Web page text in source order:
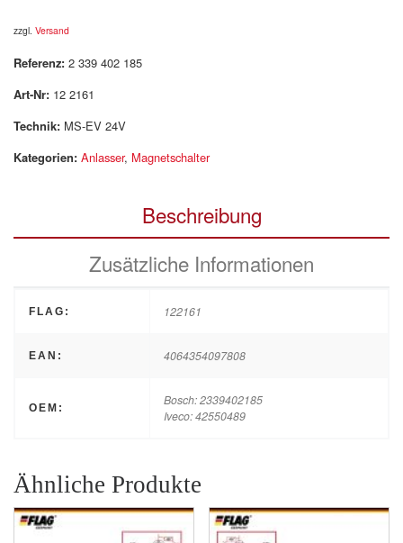
zzgl. Versand
Referenz: 2 339 402 185
Art-Nr: 12 2161
Technik: MS-EV 24V
Kategorien: Anlasser, Magnetschalter
Beschreibung
Zusätzliche Informationen
FLAG: 122161
EAN: 4064354097808
OEM:
Bosch: 2339402185
Iveco: 42550489
Ähnliche Produkte